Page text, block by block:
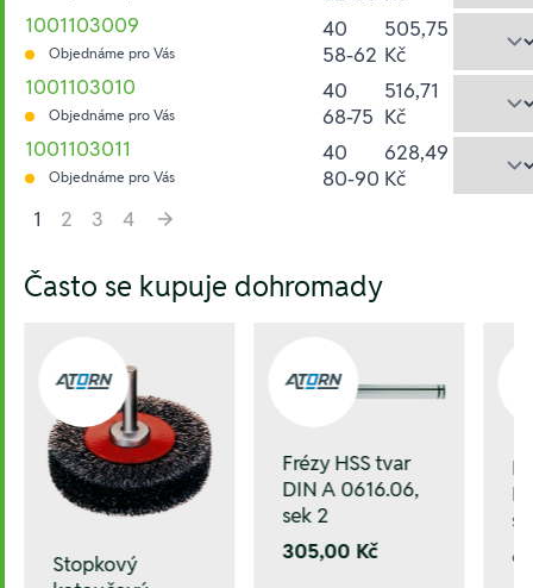
1001103009
Objednáme pro Vás
40
58-62
505,75
Kč
1001103010
Objednáme pro Vás
40
68-75
516,71
Kč
1001103011
Objednáme pro Vás
40
80-90
628,49
Kč
1
2 3
4
Často se kupuje dohromady
Stopkový
Frézy HSS tvar
DIN A 0616.06,
sek 2
305,00 Kč